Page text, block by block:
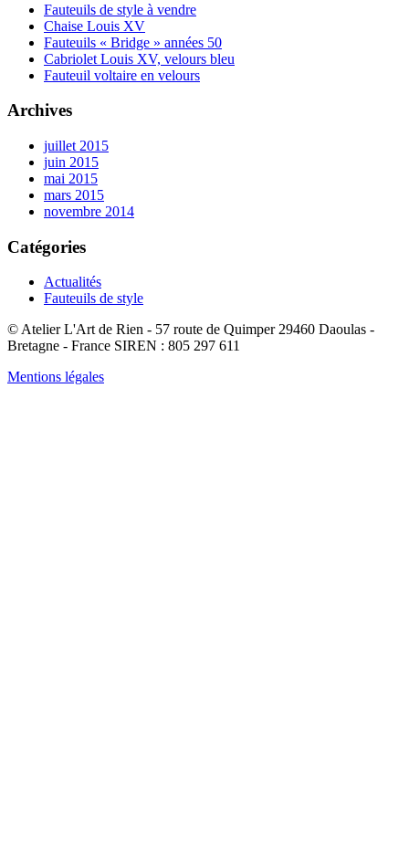
Fauteuils de style à vendre
Chaise Louis XV
Fauteuils « Bridge » années 50
Cabriolet Louis XV, velours bleu
Fauteuil voltaire en velours
Archives
juillet 2015
juin 2015
mai 2015
mars 2015
novembre 2014
Catégories
Actualités
Fauteuils de style
© Atelier L'Art de Rien - 57 route de Quimper 29460 Daoulas -
Bretagne - France SIREN : 805 297 611
Mentions légales